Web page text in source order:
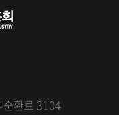
환로 3104